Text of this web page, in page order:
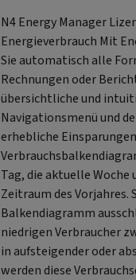
N4 Energy Manager
Energieverbrauch Mit
Sie automatisch alle
Rechnungen oder
übersichtliche und
Navigationsmenü und
erhebliche
Tag, die aktuelle
Zeitraum des
Balkendiagramm
niedrigen Verbraucher
in aufsteigender oder
werden diese